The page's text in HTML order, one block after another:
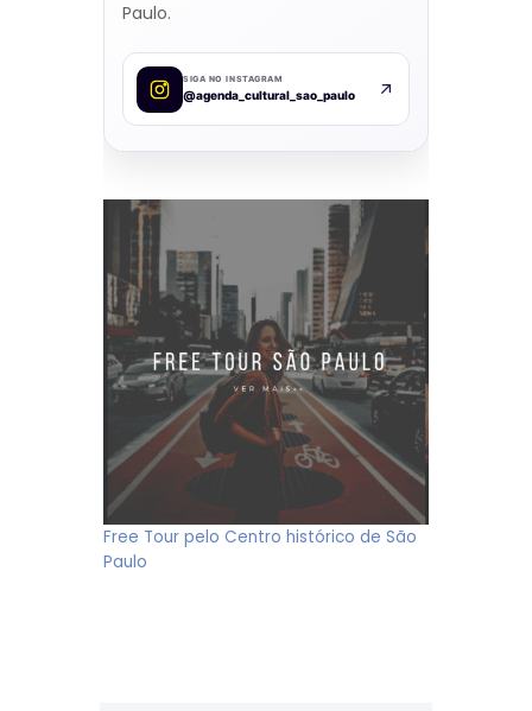
Paulo.
SIGA NO INSTAGRAM
@agenda_cultural_sao_paulo
Free Tour pelo Centro histórico de São
Paulo